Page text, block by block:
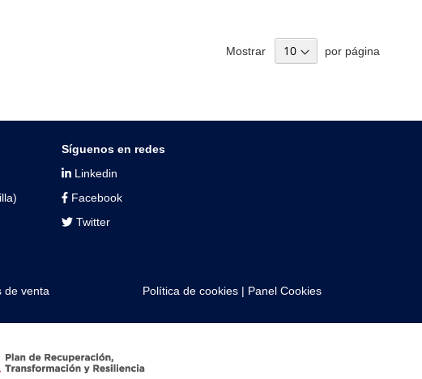
Mostrar por página
Síguenos en redes
Linkedin
Facebook
Twitter
de venta Política de cookies| Panel Cookies